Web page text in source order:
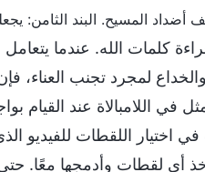
ج. 4. كشف أضداد المسيح. البند
كلمات الله. عندما
والخداع لمجرد تجنب
في اللامبالاة عند القيام
اللقطات للفيديو
لقطات وأدمجها معًا.